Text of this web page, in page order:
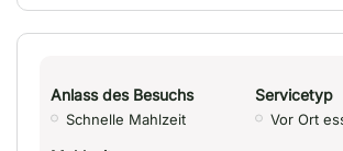
Anlass des Besuchs
Schnelle Mahlzeit
Servicetyp
Vor Ort